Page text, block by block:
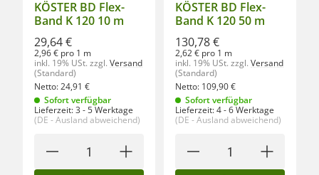
KÖSTER BD Flex-
Band K 120 10 m
29,64 €
2,96 € pro 1 m
inkl. 19% USt. zzgl. Versand
(Standard)
Netto:24,91 €
Sofort verfügbar
Lieferzeit:3 - 5 Werktage
(DE - Ausland abweichend)
KÖSTER BD Flex-
Band K 120 50 m
130,78 €
2,62 € pro 1 m
inkl. 19% USt. zzgl. Versand
(Standard)
Netto: 109,90€
Sofort verfügbar
Lieferzeit:4 - 6 Werktage
(DE - Ausland abweichend)